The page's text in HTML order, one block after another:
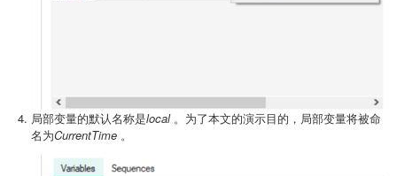
局部变量的默认名称是local。为了本文的演示目的，局部变量将被命
名为CurrentTime 。